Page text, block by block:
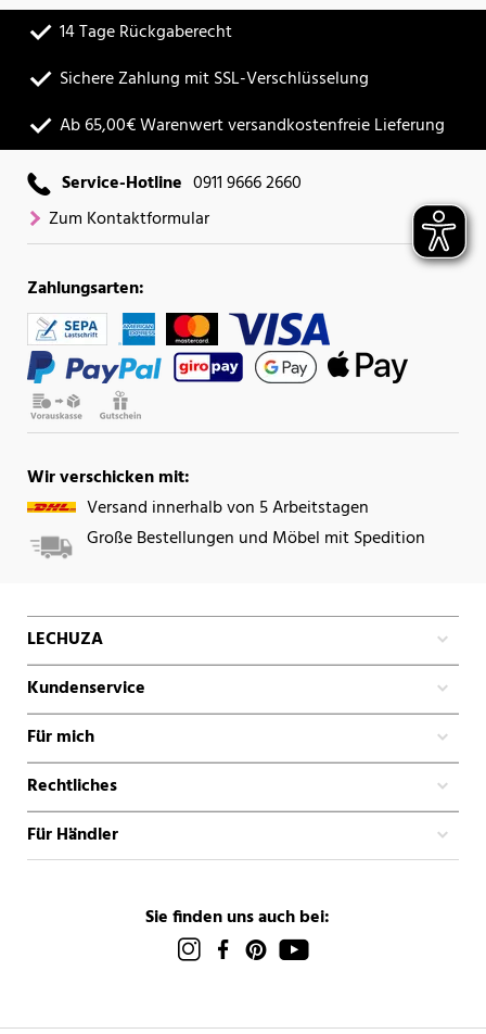
14 Tage Rückgaberecht
Sichere Zahlung mit SSL-Verschlüsselung
Ab 65,00€ Warenwert versandkostenfreie Lieferung
Service-Hotline 0911 9666 2660
Zum Kontaktformular
Zahlungsarten:
Wir verschicken mit:
Versand innerhalb von 5 Arbeitstagen
Große Bestellungen und Möbel mit Spedition
LECHUZA
Kundenservice
Für mich
Rechtliches
Für Händler
Sie finden uns auch bei: